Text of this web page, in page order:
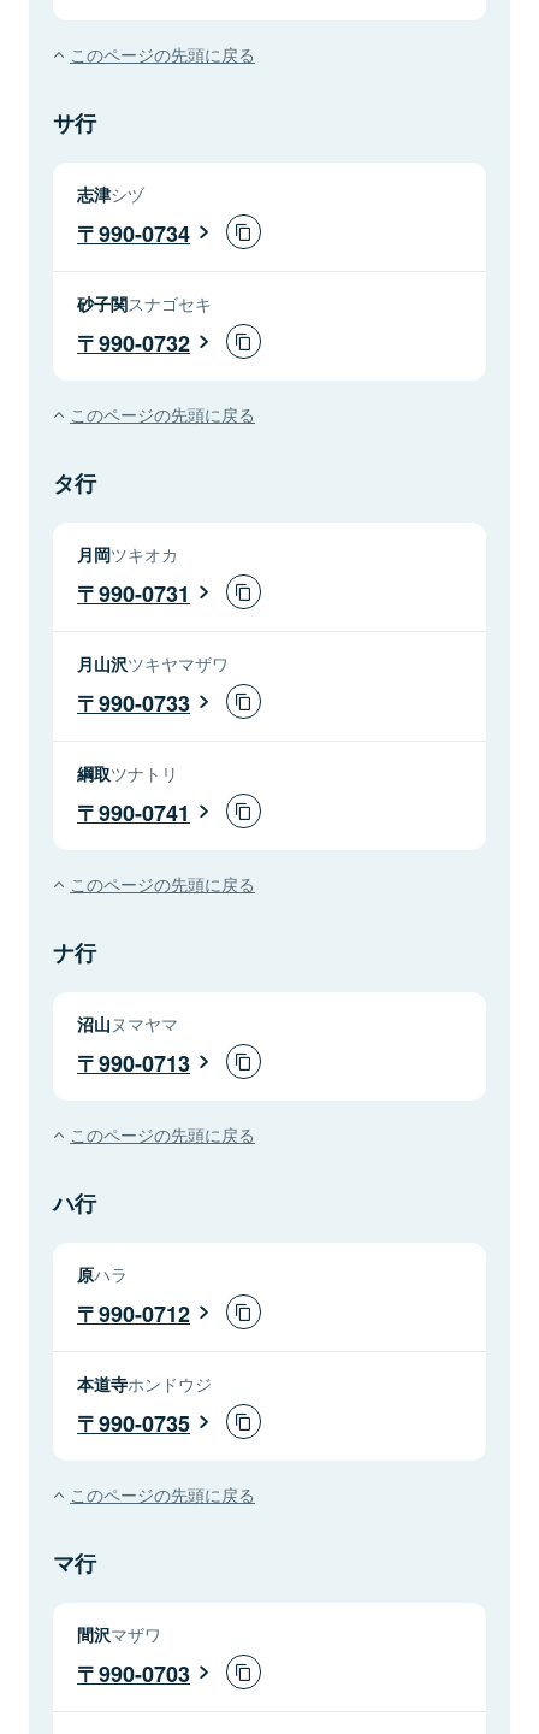
このページの先頭に戻る
サ行
志津シヅ
990-0734
砂子関スナゴセキ
990-0732
このページの先頭に戻る
タ行
月岡ツキオカ
990-0731
月山沢ツキヤマザワ
990-0733
綱取ツナトリ
990-0741
このページの先頭に戻る
ナ行
沼山 ヌマヤマ
990-0713
このページの先頭に戻る
ハ行
原ハラ
990-0712
本道寺ホンドウジ
990-0735
このページの先頭に戻る
マ行
間沢マザワ
990-0703